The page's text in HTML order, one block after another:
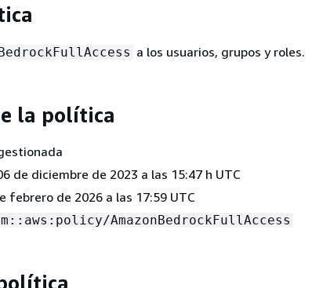
a los usuarios, grupos y roles.
la política
de diciembre de 2023 a las 15:47 h UTC
febrero de 2026 a las 17:59 UTC
AmazonBedrockFullAccess